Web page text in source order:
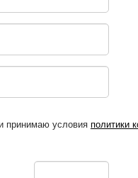
принимаю условия политики